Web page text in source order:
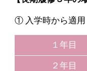
① 入学時から適用
１年目
２年目